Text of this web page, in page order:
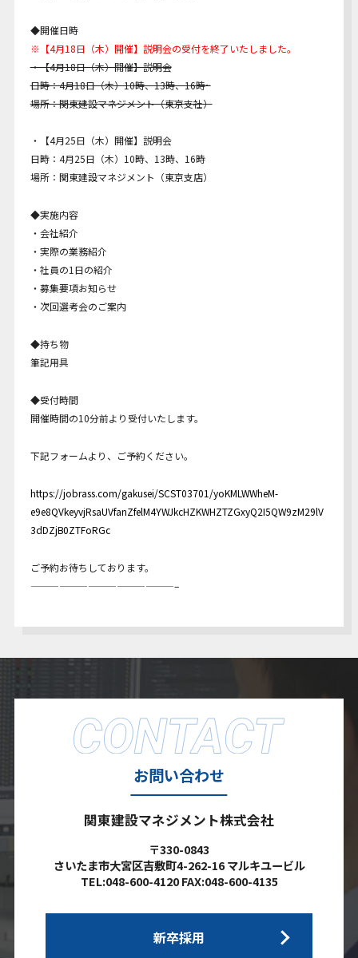
◆開催日時
※【4月18日（木）開催】説明会の受付を終了いたしました。
・【4月18日（木）開催】説明会
日時：4月18日（木）10時、13時、16時~
場所：関東建設マネジメント（東京支社）
・【4月25日（木）開催】説明会
日時：4月25日（木）10時、13時、16時
場所：関東建設マネジメント（東京支店）
◆実施内容
・会社紹介
・実際の業務紹介
・社員の1日の紹介
・募集要項お知らせ
・次回選考会のご案内
◆持ち物
筆記用具
◆受付時間
開催時間の10分前より受付いたします。
下記フォームより、ご予約ください。
https://jobrass.com/gakusei/SCST03701/yoKMLWWheM-
e9e8QVkeyvjRsaUVfanZfelM4YWJkcHZKWHZTZGxyQ2I5QW9zM29lV
3dDZjB0ZTFoRGc
ご予約お待ちしております。
———————————————–
お問い合わせ
関東建設マネジメント株式会社
〒330-0843
さいたま市大宮区吉敷町4-262-16 マルキユービル
TEL:048-600-4120 FAX:048-600-4135
新卒採用